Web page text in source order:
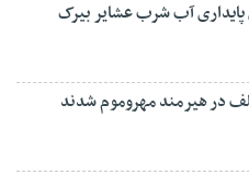
آب شرب عشایر بیرک